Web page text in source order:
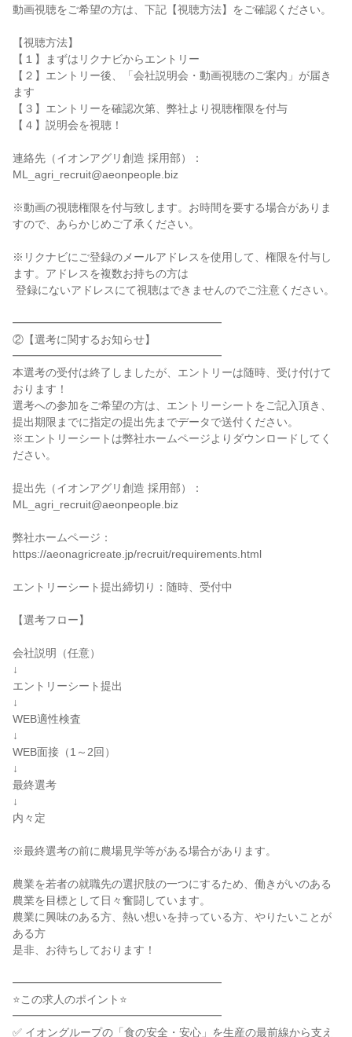
動画視聴をご希望の方は、下記【視聴方法】をご確認ください。
【視聴方法】
【１】まずはリクナビからエントリー
【２】エントリー後、「会社説明会・動画視聴のご案内」が届き
ます
【３】エントリーを確認次第、弊社より視聴権限を付与
【４】説明会を視聴！
連絡先（イオンアグリ創造 採用部）：
ML_agri_recruit@aeonpeople.biz
※動画の視聴権限を付与致します。お時間を要する場合がありま
すので、あらかじめご了承ください。
※リクナビにご登録のメールアドレスを使用して、権限を付与し
ます。アドレスを複数お持ちの方は
━━━━━━━━━━━━━━━━━━━
②【選考に関するお知らせ】
━━━━━━━━━━━━━━━━━━━
本選考の受付は終了しましたが、エントリーは随時、受け付けて
おります！
選考への参加をご希望の方は、エントリーシートをご記入頂き、
提出期限までに指定の提出先までデータで送付ください。
※エントリーシートは弊社ホームページよりダウンロードしてく
ださい。
提出先（イオンアグリ創造 採用部）：
ML_agri_recruit@aeonpeople.biz
弊社ホームページ：
https://aeonagricreate.jp/recruit/requirements.html
エントリーシート提出締切り：随時、受付中
【選考フロー】
会社説明（任意）
↓
エントリーシート提出
↓
WEB適性検査
↓
WEB面接（1～2回）
↓
最終選考
↓
内々定
※最終選考の前に農場見学等がある場合があります。
農業を若者の就職先の選択肢の一つにするため、働きがいのある
農業を目標として日々奮闘しています。
農業に興味のある方、熱い想いを持っている方、やりたいことが
ある方
是非、お待ちしております！
━━━━━━━━━━━━━━━━━━━
⭐この求人のポイント⭐
━━━━━━━━━━━━━━━━━━━
✅ イオングループの「食の安全・安心」を生産の最前線から支え